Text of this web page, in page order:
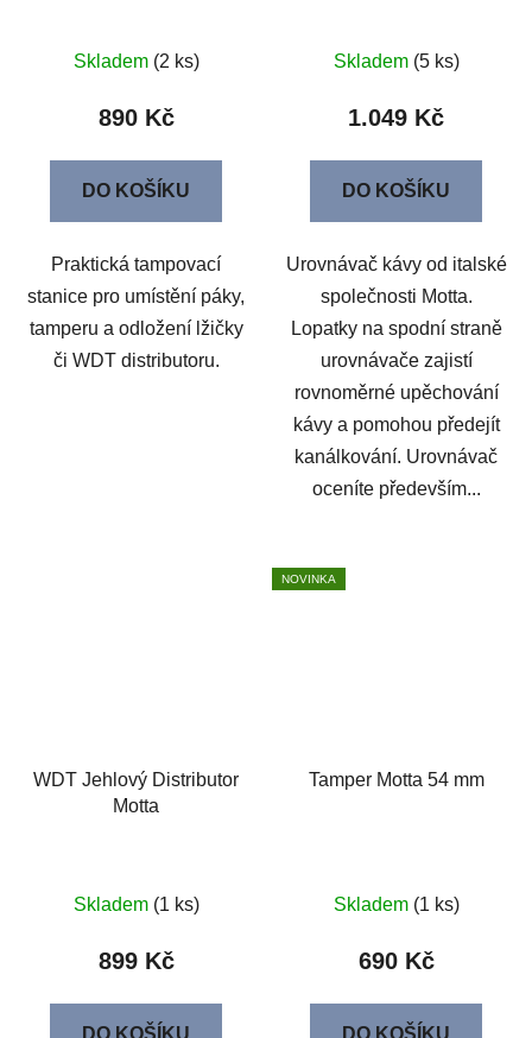
Skladem (2 ks)
890 Kč
DO KOŠÍKU
Praktická tampovací
stanice pro umístění páky,
tamperu a odložení lžičky
či WDT distributoru.
Skladem (5 ks)
1.049 Kč
DO KOŠÍKU
Urovnávač kávy od italské
společnosti Motta.
Lopatky na spodní straně
urovnávače zajistí
rovnoměrné upěchování
kávy a pomohou předejít
kanálkování. Urovnávač
oceníte především...
WDT Jehlový Distributor
Motta
Skladem (1 ks)
899 Kč
DO KOŠÍKU
NOVINKA
Tamper Motta 54 mm
Skladem (1 ks)
690 Kč
DO KOŠÍKU